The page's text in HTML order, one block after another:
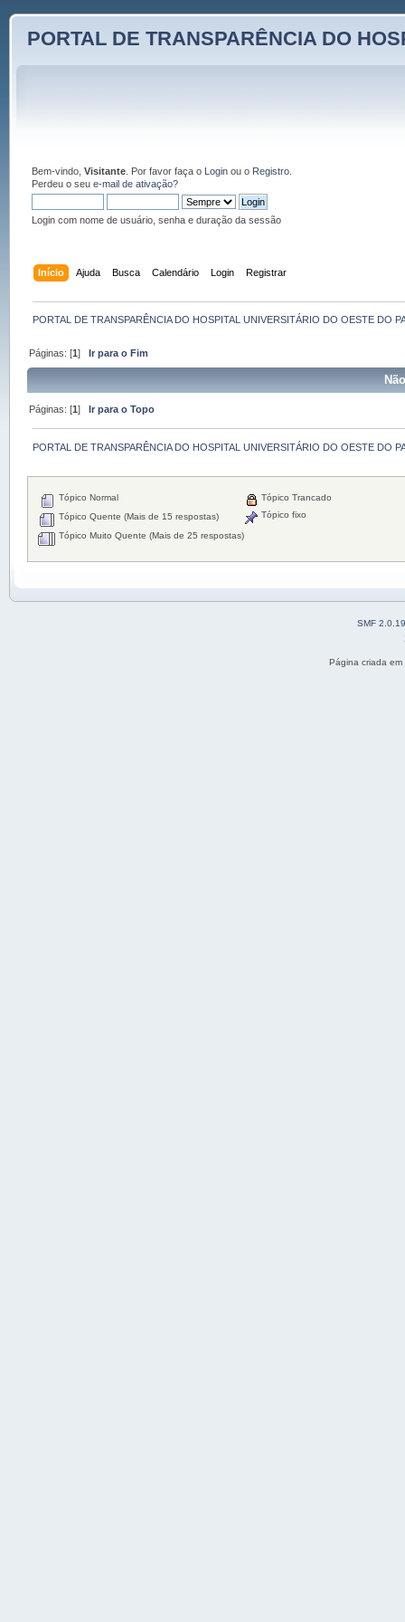
PORTAL DE TRANSPARÊNCIA DO
Bem-vindo, Visitante. Por favor faça o Loginou o Registro.
Perdeu o seu e-mail de ativação?
Login com nome de usuário, senha e duração da sessão
Início Ajuda Busca Calendário Login Registrar
PORTAL DE TRANSPARÊNCIA DO HOSPITAL UNIVERSITÁRIO DO OESTE DO
Páginas: [1]Ir para o Fim
Páginas: [1]Ir para o Topo
PORTAL DE TRANSPARÊNCIA DO HOSPITAL UNIVERSITÁRIO DO OESTE DO
Tópico Normal
Tópico Quente (Mais de 15 respostas)
Tópico Muito Quente (Mais de 25 respostas)
Tópico Trancado
Tópico fixo
SMF 2.0.19
Página criada